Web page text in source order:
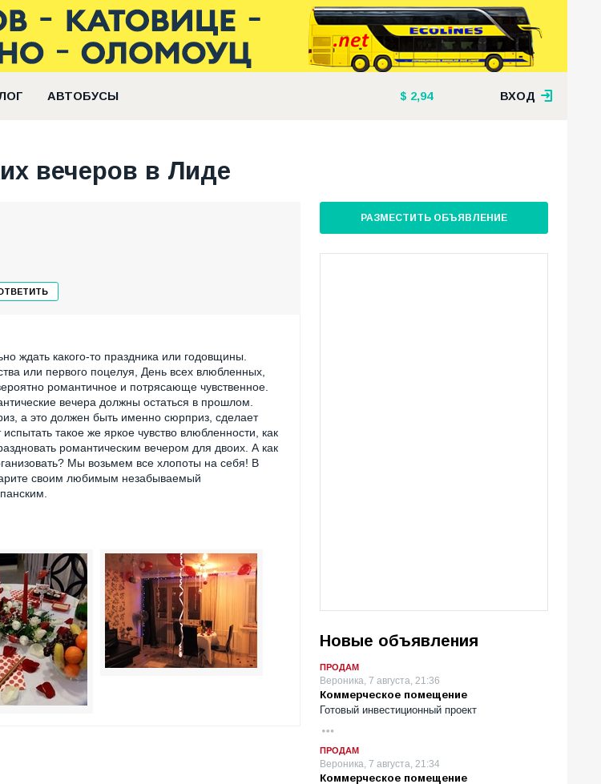
АВТОБУСЫ 2,94 ВХОД
вечеров в Лиде
ждать какого-то праздника или годовщины.
или первого поцелуя, День всех влюбленных,
романтичное и потрясающе чувственное.
вечера должны остаться в прошлом.
а это должен быть именно сюрприз, сделает
такое же яркое чувство влюбленности, как
романтическим вечером для двоих. А как
Мы возьмем все хлопоты на себя! В
своим любимым незабываемый
РАЗМЕСТИТЬ ОБЪЯВЛЕНИЕ
Новые объявления
ПРОДАМ
Вероника, 7 августа, 21:36
Коммерческое помещение
Готовый инвестиционный проект
ПРОДАМ
Вероника, 7 августа, 21:34
Коммерческое помещение